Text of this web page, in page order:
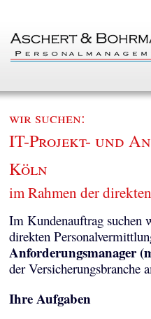
wir suchen:
IT-Projekt- und
Köln
im Rahmen der
Im Kundenauftrag suchen
direkten
Anforderungsmanager
der Versicherungsbranche
Ihre Aufgaben